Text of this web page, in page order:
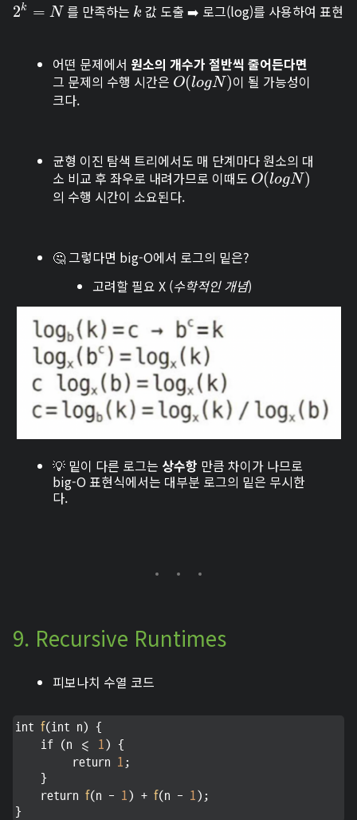
2k = N
2k =N 를 만족하는 k
k 값 도출 ➡️ 로그(log)를 사용하여 표현
어떤 문제에서 원소의 개수가 절반씩 줄어든다면
그 문제의 수행 시간은 O(logN)
O(logN)
이 될 가능성이
크다.
균형 이진 탐색 트리에서도 매 단계마다 원소의 대
소 비교 후 좌우로 내려가므로 이때도 O(logN)
O(logN)
의 수행 시간이 소요된다.
🤔 그렇다면 big-O에서 로그의 밑은?
고려할 필요 X (수학적인 개념)
💡 밑이 다른 로그는 상수항 만큼 차이가 나므로
big-O 표현식에서는 대부분 로그의 밑은 무시한
다.
9. Recursive Runtimes
피보나치 수열 코드
int f(int n) {
    if (n <=
1) {
         return
1 ;
    }
    return
f(n - 1) + f(n - 1);
}